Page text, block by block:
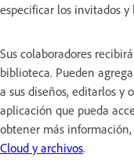
especificar los invitados
Sus colaboradores
biblioteca. Pueden
a sus diseños, editarlos y
aplicación que pueda
obtener más
Cloud y archivos.